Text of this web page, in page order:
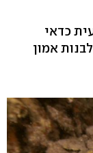
כדאי
אמון